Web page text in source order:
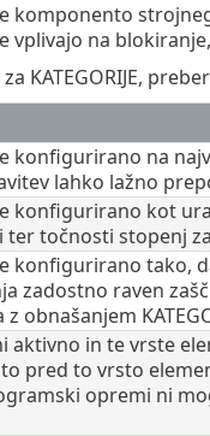
komponento
vplivajo na blokiranje,
KATEGORIJE,
je konfigurirano na
lahko lažno
je konfigurirano kot
točnosti stopenj
je konfigurirano
zadostno raven
obnašanjem
aktivno in te vrste
pred to vrsto
opremi ni